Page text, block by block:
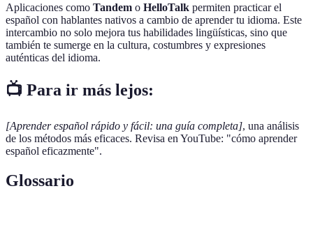
Aplicaciones como Tandem o HelloTalk permiten practicar el
español con hablantes nativos a cambio de aprender tu idioma. Este
intercambio no solo mejora tus habilidades lingüísticas, sino que
también te sumerge en la cultura, costumbres y expresiones
auténticas del idioma.
📺 Para ir más lejos:
[Aprender español rápido y fácil: una guía completa], una análisis
de los métodos más eficaces. Revisa en YouTube: "cómo aprender
español eficazmente".
Glossario